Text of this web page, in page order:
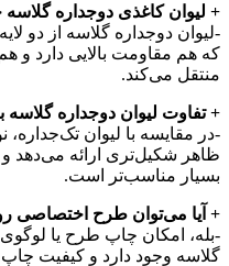
+ لیوان کاغذی دوجداره
-لیوان دوجداره گلاسه از دو
که هم مقاومت بالایی دارد و
منتقل می‌کند.
+ تفاوت لیوان دوجداره
-در مقایسه با لیوان تک‌جداره،
ظاهر شکیل‌تری ارائه می‌دهد و
بسیار مناسب‌تر است.
+ آیا می‌توان طرح اختصاصی
-بله، امکان چاپ طرح یا
گلاسه وجود دارد و کیفیت